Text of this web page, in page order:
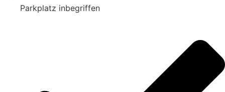
Parkplatz inbegriffen